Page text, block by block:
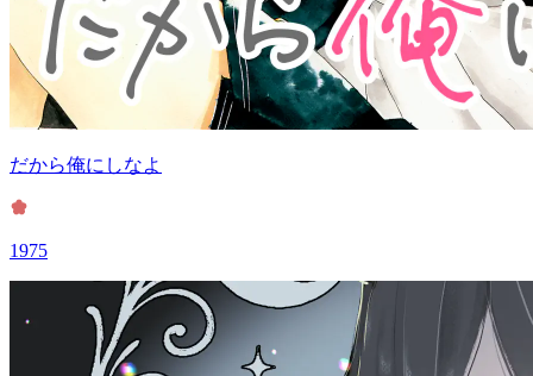
だから俺にしなよ
1975